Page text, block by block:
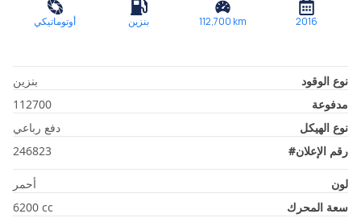
2016
112,700 km بنزين أوتوماتيكي
نوع الوقود
بنزين
مدفوعة
112700
نوع الهيكل
دفع رباعي
رقم الإعلان#
246823
لون
أحمر
سعة المحرك
6200 cc